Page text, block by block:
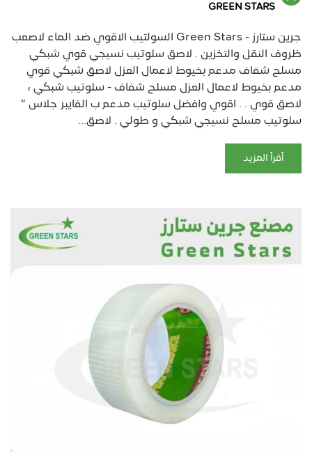
GREEN STARS
جرين ستارز - Green Stars السولتيب الاقوي ضد الماء لاصعب
ظروف النقل والتخزين . لاصق سلوتيب نسيجي قوي شبكي
مسلح شفاف مدعم بخيوط لاعمال العزل لاصق شبكي قوي
مدعم بخيوط لاعمال العزل مسلح شفاف - سلوتيب شبكي ،
لاصق قوي . . اقوي وافضل سلوتيب مدعم ب الفايبر جلاس ”
سلوتيب مسلح نسيجي شبكي و طولي . لاصق...
أقرأ المزيد